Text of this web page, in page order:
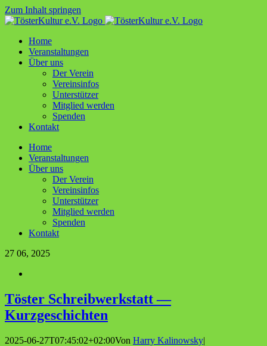
Zum Inhalt springen
Home
Ver­an­stal­tun­gen
Über uns
Der Ver­ein
Ver­ein­sin­fos
Unter­stüt­zer
Mit­glied werden
Spen­den
Kon­takt
Home
Ver­an­stal­tun­gen
Über uns
Der Ver­ein
Ver­ein­sin­fos
Unter­stüt­zer
Mit­glied werden
Spen­den
Kon­takt
27 06, 2025
Tös­ter Schreib­werk­statt —
Kurzgeschichten
2025-06-27T07:45:02+02:00Von Harry Kalinowsky|